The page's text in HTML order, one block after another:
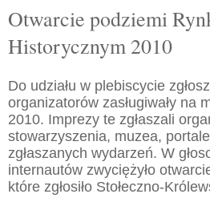
Otwarcie podziemi
Historycznym 2010
Do udziału w plebiscycie
organizatorów zasługiwały na
2010. Imprezy te zgłaszali
stowarzyszenia, muzea,
zgłaszanych wydarzeń. W
internautów zwyciężyło
które zgłosiło Stołeczno-